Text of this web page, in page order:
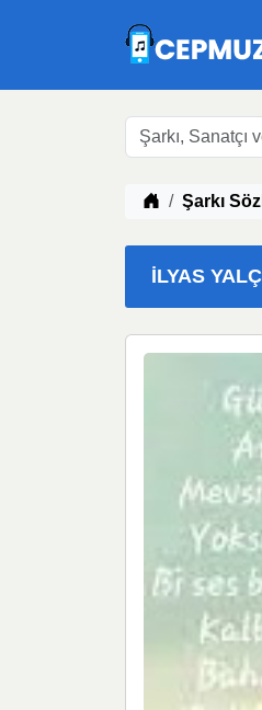
Müzik indir
Şarkı
İLYAS